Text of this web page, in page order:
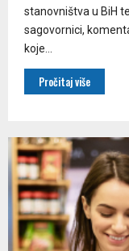
stanovništva u BiH
sagovornici,
koje...
Pročitaj više